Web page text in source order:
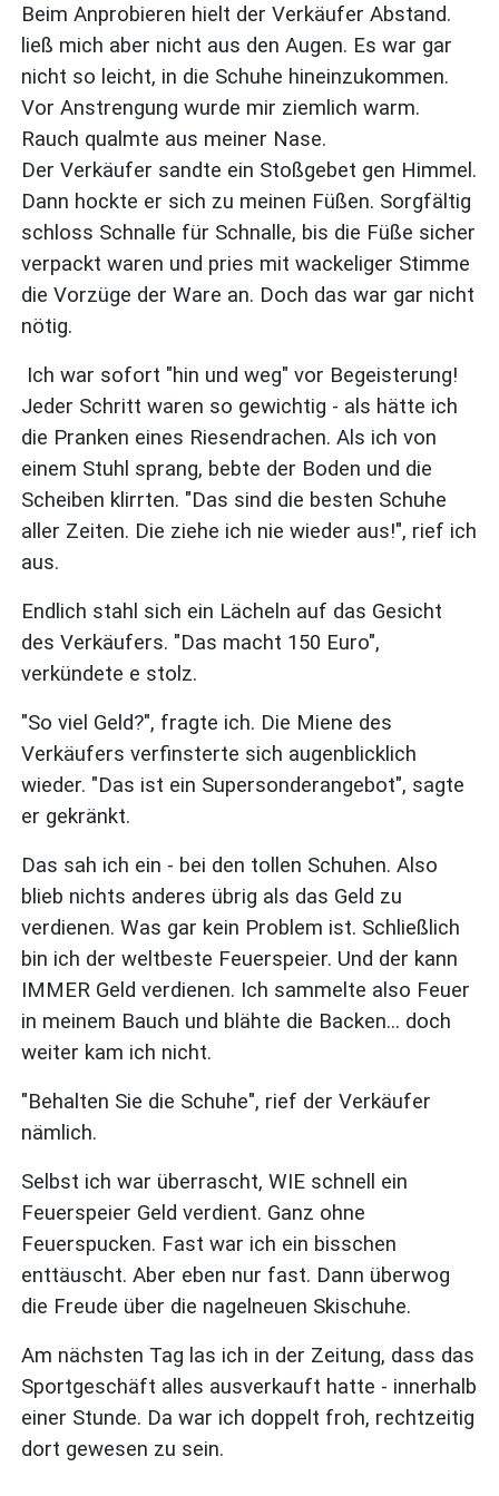
Beim Anprobieren hielt der Verkäufer Abstand.
ließ mich aber nicht aus den Augen. Es war gar
nicht so leicht, in die Schuhe hineinzukommen.
Vor Anstrengung wurde mir ziemlich warm.
Rauch qualmte aus meiner Nase.
Der Verkäufer sandte ein Stoßgebet gen Himmel.
Dann hockte er sich zu meinen Füßen. Sorgfältig
schloss Schnalle für Schnalle, bis die Füße sicher
verpackt waren und pries mit wackeliger Stimme
die Vorzüge der Ware an. Doch das war gar nicht
nötig.
Ich war sofort "hin und weg" vor Begeisterung!
Jeder Schritt waren so gewichtig - als hätte ich
die Pranken eines Riesendrachen. Als ich von
einem Stuhl sprang, bebte der Boden und die
Scheiben klirrten. "Das sind die besten Schuhe
aller Zeiten. Die ziehe ich nie wieder aus!", rief ich
aus.
Endlich stahl sich ein Lächeln auf das Gesicht
des Verkäufers. "Das macht 150 Euro",
verkündete e stolz.
"So viel Geld?", fragte ich. Die Miene des
Verkäufers verfinsterte sich augenblicklich
wieder. "Das ist ein Supersonderangebot", sagte
er gekränkt.
Das sah ich ein - bei den tollen Schuhen. Also
blieb nichts anderes übrig als das Geld zu
verdienen. Was gar kein Problem ist. Schließlich
bin ich der weltbeste Feuerspeier. Und der kann
IMMER Geld verdienen. Ich sammelte also Feuer
in meinem Bauch und blähte die Backen... doch
weiter kam ich nicht.
"Behalten Sie die Schuhe", rief der Verkäufer
nämlich.
Selbst ich war überrascht, WIE schnell ein
Feuerspeier Geld verdient. Ganz ohne
Feuerspucken. Fast war ich ein bisschen
enttäuscht. Aber eben nur fast. Dann überwog
die Freude über die nagelneuen Skischuhe.
Am nächsten Tag las ich in der Zeitung, dass das
Sportgeschäft alles ausverkauft hatte - innerhalb
einer Stunde. Da war ich doppelt froh, rechtzeitig
dort gewesen zu sein.